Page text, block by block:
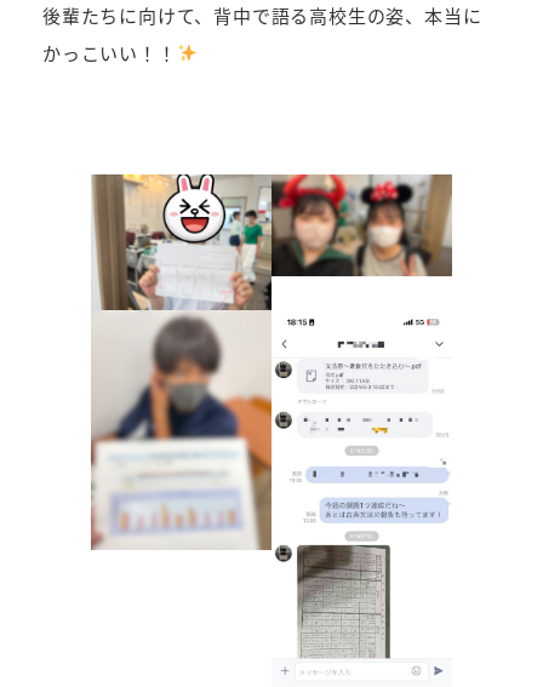
後輩たちに向けて、背中で語る高校生の姿、本当に
かっこいい！！